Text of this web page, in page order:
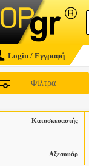
Login / Εγγραφή
Φίλτρα
Κατασκευαστής
Αξεσουάρ